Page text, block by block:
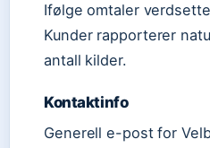
Ifølge omtaler
Kunder rapporterer
antall kilder.
Kontaktinfo
Generell e-post for